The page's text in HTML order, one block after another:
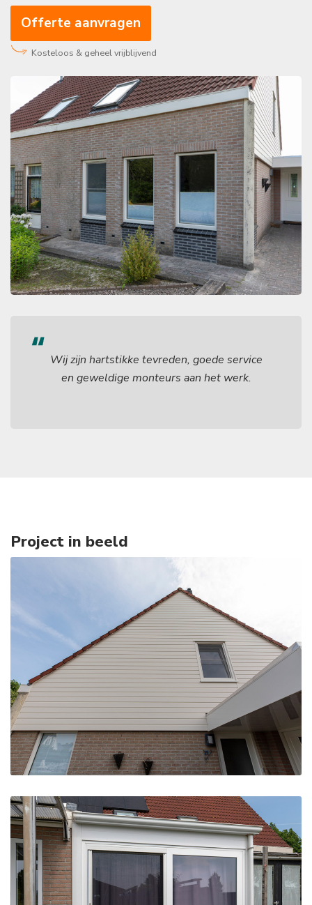
Offerte aanvragen
Kosteloos & geheel vrijblijvend
Wij zijn hartstikke tevreden, goede service
en geweldige monteurs aan het werk.
Project in beeld